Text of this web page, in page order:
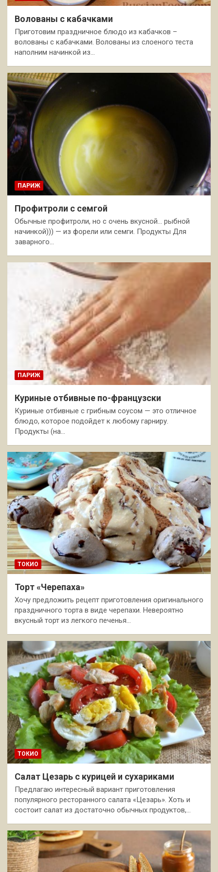
Волованы с кабачками
Приготовим праздничное блюдо из кабачков –
волованы с кабачками. Волованы из слоеного теста
наполним начинкой из…
ПАРИЖ
Профитроли с семгой
Обычные профитроли, но с очень вкусной… рыбной
начинкой))) — из форели или семги. Продукты Для
заварного…
ПАРИЖ
Куриные отбивные по-французски
Куриные отбивные с грибным соусом — это отличное
блюдо, которое подойдет к любому гарниру.
Продукты (на…
ТОКИО
Торт «Черепаха»
Хочу предложить рецепт приготовления оригинального
праздничного торта в виде черепахи. Невероятно
вкусный торт из легкого печенья…
ТОКИО
Салат Цезарь с курицей и сухариками
Предлагаю интересный вариант приготовления
популярного ресторанного салата «Цезарь». Хоть и
состоит салат из достаточно обычных продуктов,…